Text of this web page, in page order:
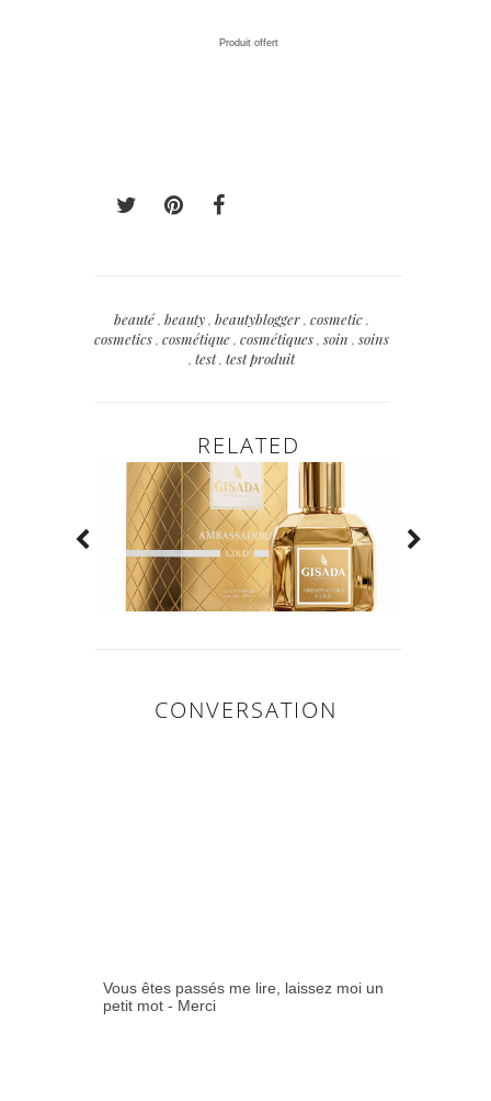
Produit offert
beauté, beauty, beautyblogger, cosmetic,
cosmetics, cosmétique, cosmétiques, soin , soins
, test, test produit
RELATED
CONVERSATION
Vous êtes passés me lire, laissez moi un
petit mot - Merci